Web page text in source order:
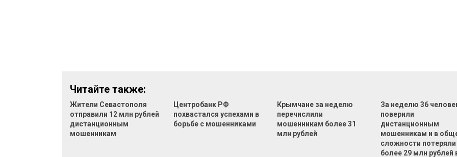
Читайте также:
Жители Севастополя
отправили 12 млн рублей
дистанционным
мошенникам
Центробанк РФ
похвастался успехами в
борьбе с мошенниками
Крымчане за неделю
перечислили
мошенникам более 31
млн рублей
За неделю 36
поверили
дистанционным
мошенникам и в
сложности потеряли
более 29 млн рублей